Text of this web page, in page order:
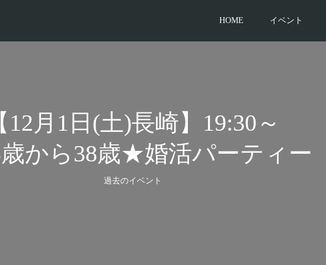
HOME イベント
12月1日(土)長崎】19:30～
から38歳★婚活パーティー
過去のイベント